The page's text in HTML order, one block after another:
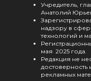
Учредитель,
Анатолий
надзору в
технологий и
мая 2025 года.
Редакция не
рекламных